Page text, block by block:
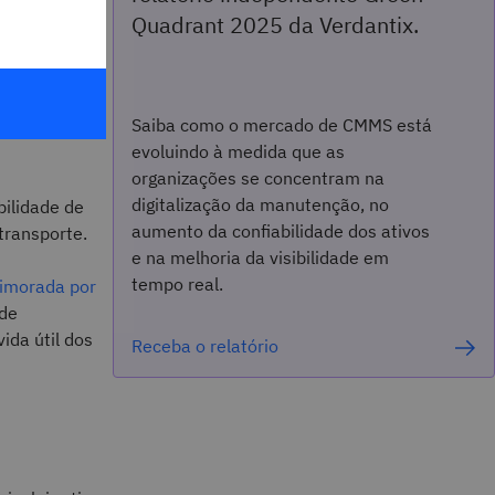
o
de
por
útil dos
Quadrant 2025 da Verdantix.
Saiba como o mercado de CMMS está
evoluindo à medida que as
organizações se concentram na
digitalização da manutenção, no
aumento da confiabilidade dos ativos
e na melhoria da visibilidade em
tempo real.
Receba o relatório